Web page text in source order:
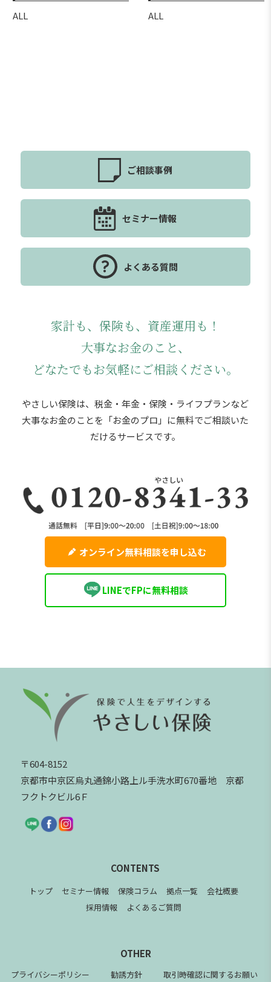
ALL
ALL
ご相談事例
セミナー情報
よくある質問
家計も、保険も、資産運用も！
大事なお金のこと、
どなたでもお気軽にご相談ください。
やさしい保険は、税金・年金・保険・ライフプランなど
大事なお金のことを「お金のプロ」に無料でご相談いた
だけるサービスです。
オンライン無料相談を申し込む
LINEでFPに無料相談
〒604-8152
京都市中京区烏丸通錦小路上ル手洗水町670番地 京都
フクトクビル6Ｆ
CONTENTS
トップ セミナー情報 保険コラム 拠点一覧
会社概要
採用情報
よくあるご質問
OTHER
プライバシーポリシー 勧誘方針 取引時確認に関するお願い